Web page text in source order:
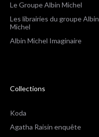
Le Groupe Albin Michel
Les librairies du groupe Albin
Michel
Albin Michel Imaginaire
Collections
Koda
Agatha Raisin enquête